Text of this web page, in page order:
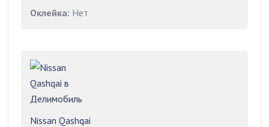
Оклейка: Нет
Nissan Qashqai